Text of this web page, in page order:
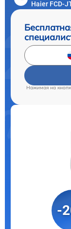
Haier FCD-
Нажимая на
-